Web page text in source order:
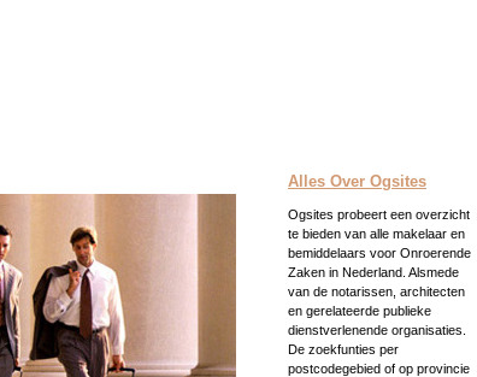
Alles Over Ogsites
Ogsites probeert een overzicht
te bieden van alle makelaar en
bemiddelaars voor Onroerende
Zaken in Nederland. Alsmede
van de notarissen, architecten
en gerelateerde publieke
dienstverlenende organisaties.
De zoekfunties per
postcodegebied of op provincie